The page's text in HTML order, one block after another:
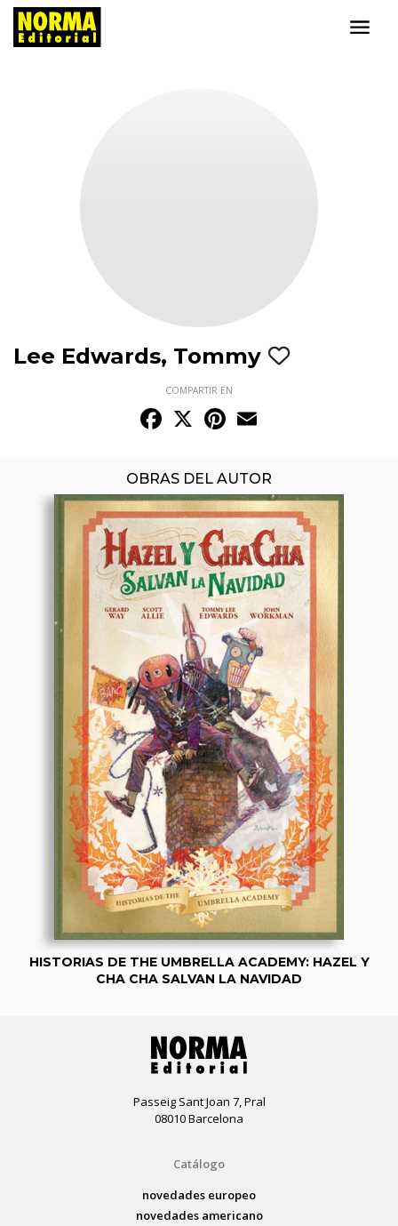
Lee Edwards, Tommy
COMPARTIR EN
Facebook
X Pinterest
OBRAS DEL AUTOR
HISTORIAS DE THE UMBRELLA ACADEMY: HAZEL Y
CHA CHA SALVAN LA NAVIDAD
Passeig Sant Joan 7, Pral
08010 Barcelona
Catálogo
novedades europeo
novedades americano